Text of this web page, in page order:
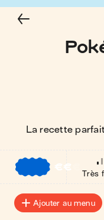
La recette
€€
Très
Ajouter au menu